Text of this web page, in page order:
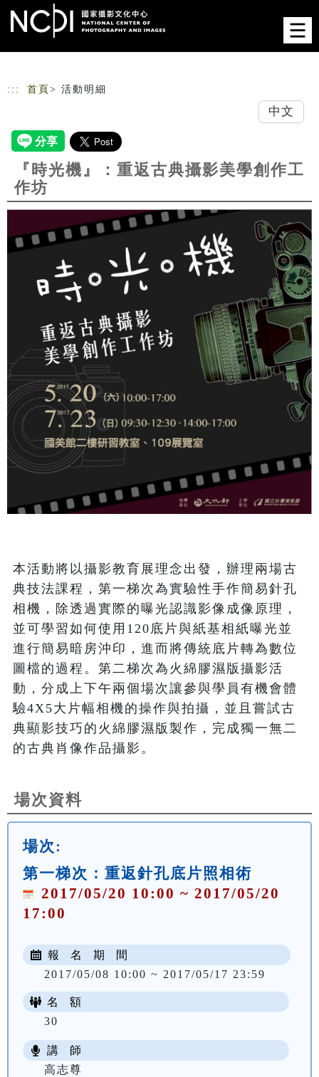
跳到主要內容
網站導覽
::: 首頁 > 活動明細
中文
『時光機』：重返古典攝影美學創作工
作坊
本活動將以攝影教育展理念出發，辦理兩場古
典技法課程，第一梯次為實驗性手作簡易針孔
相機，除透過實際的曝光認識影像成像原理，
並可學習如何使用120底片與紙基相紙曝光並
進行簡易暗房沖印，進而將傳統底片轉為數位
圖檔的過程。第二梯次為火綿膠濕版攝影活
動，分成上下午兩個場次讓參與學員有機會體
驗4X5大片幅相機的操作與拍攝，並且嘗試古
典顯影技巧的火綿膠濕版製作，完成獨一無二
的古典肖像作品攝影。
場次資料
場次:
第一梯次：重返針孔底片照相術
2017/05/20 10:00 ~ 2017/05/20
17:00
報 名 期 間
2017/05/08 10:00 ~ 2017/05/17 23:59
名 額
30
講 師
高志尊